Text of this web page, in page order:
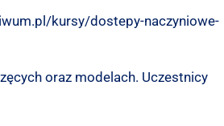
kursy/dostepy-naczyniowe-
oraz modelach. Uczestnicy